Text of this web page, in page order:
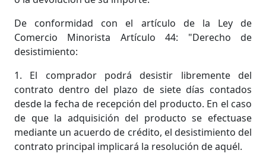
DANZA Y BAILE
VESTUARIO PAYESES
REVELACION
HALLOWEEN
De conformidad con el artículo de la Ley de
Comercio Minorista Artículo 44: "Derecho de
desistimiento:
1. El comprador podrá desistir libremente del
contrato dentro del plazo de siete días contados
desde la fecha de recepción del producto. En el caso
de que la adquisición del producto se efectuase
mediante un acuerdo de crédito, el desistimiento del
contrato principal implicará la resolución de aquél.